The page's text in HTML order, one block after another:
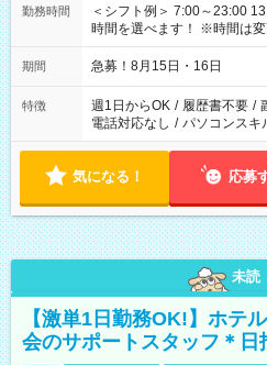
勤務時間
＜シフト例＞ 7:00～23:00 13:30～22:00 上
時間を選べます！ ※時間は
期間 急募！8月15日・16日
特徴 週1日からOK / 履歴書不要 /
電話対応なし / パソコンスキ
気になる！ 応募
未読
【激単1日勤務OK!】ホテ
会のサポートスタッフ＊日